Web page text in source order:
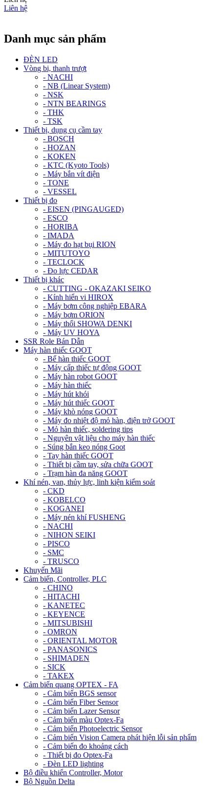
Liên hệ
Danh mục sản phẩm
ĐÈN LED
Vòng bi, thanh trượt
- NACHI
- NB (Linear System)
- NSK
- NTN BEARINGS
- THK
- TSK
Thiết bị, dụng cụ cầm tay
- BOSCH
- HOZAN
- KOKEN
- KTC (Kyoto Tools)
- Máy bắn vít điện
- TONE
- VESSEL
Thiết bị đo
- EISEN (PINGAUGED)
- ESCO
- HORIBA
- IMADA
- Máy đo hạt bụi RION
- MITUTOYO
- TECLOCK
- Đo lực CEDAR
Thiết bị khác
- CUTTING - OKAZAKI SEIKO
- Kính hiển vi HIROX
- Máy bơm công nghiệp EBARA
- Máy bơm ORION
- Máy thổi SHOWA DENKI
- Máy UV HOYA
SSR Role Bán Dẫn
Máy hàn thiếc GOOT
- Bể hàn thiếc GOOT
- Máy cấp thiếc tự động GOOT
- Máy hàn robot GOOT
- Máy hàn thiếc
- Máy hút khói
- Máy hút thiếc GOOT
- Máy khò nóng GOOT
- Máy đo nhiệt độ mỏ hàn, điện trở GOOT
- Mỏ hàn thiếc, soldering tips
- Nguyên vật liệu cho máy hàn thiếc
- Súng bắn keo nóng Goot
- Tay hàn thiếc GOOT
- Thiết bị cầm tay, sửa chữa GOOT
- Trạm hàn đa năng GOOT
Khí nén, van, thủy lực, linh kiện kiểm soát
- CKD
- KOBELCO
- KOGANEI
- Máy nén khí FUSHENG
- NACHI
- NIHON SEIKI
- PISCO
- SMC
- TRUSCO
Khuyến Mãi
Cảm biến, Controller, PLC
- CHINO
- HITACHI
- KANETEC
- KEYENCE
- MITSUBISHI
- OMRON
- ORIENTAL MOTOR
- PANASONICS
- SHIMADEN
- SICK
- TAKEX
Cảm biến quang OPTEX - FA
- Cảm biến BGS sensor
- Cảm biến Fiber Sensor
- Cảm biến Lazer Sensor
- Cảm biến màu Optex-Fa
- Cảm biến Photoelectric Sensor
- Cảm biến Vision Camera phát hiện lỗi sản phẩm
- Cảm biến đo khoảng cách
- Thiết bị đo Optex-Fa
- Đèn LED lighting
Bộ điều khiển Controller, Motor
Bộ Nguồn Delta